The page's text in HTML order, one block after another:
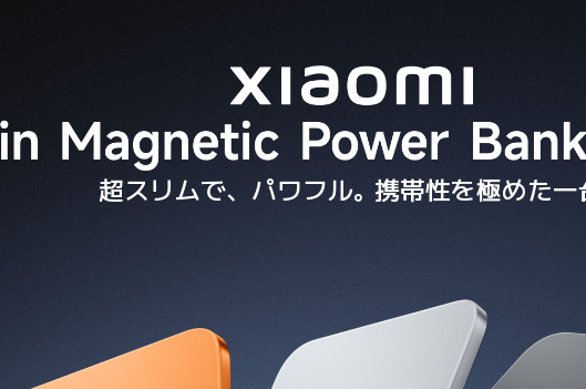
超スリムで、パワフル。携帯性を極めた一